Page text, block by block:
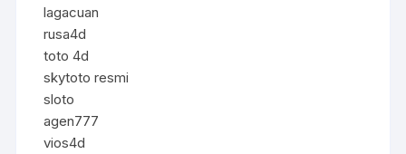
lagacuan
rusa4d
toto 4d
skytoto resmi
sloto
agen777
vios4d